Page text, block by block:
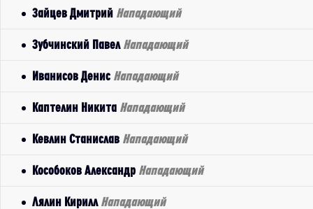
Зайцев Дмитрий Нападающий
Зубчинский Павел Нападающий
Иванисов Денис Нападающий
Каптелин Никита Нападающий
Кевлин Станислав Нападающий
Кособоков Александр Нападающий
Лялин Кирилл Нападающий